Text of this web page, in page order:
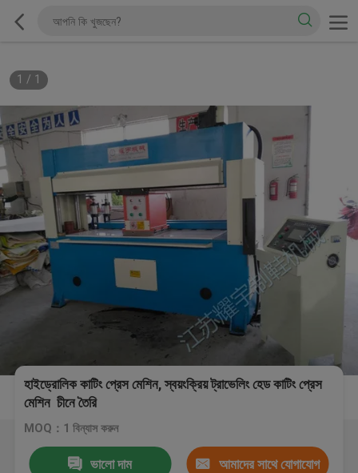
1 / 1
হাইড্রোলিক কাটিং প্রেস মেশিন, স্বয়ংক্রিয় ট্রাভেলিং হেড কাটিং প্রেস
মেশিন চীনে তৈরি
MOQ：1 বিন্যাস করুন
ভালো দাম আমাদের সাথে যোগাযোগ